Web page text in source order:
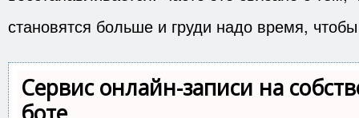
становятся больше и груди надо время,
Сервис онлайн-записи на